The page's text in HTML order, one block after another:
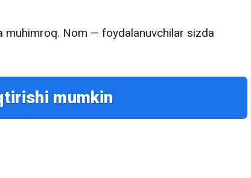
muhimroq. Nom — foydalanuvchilar sizda
mumkin